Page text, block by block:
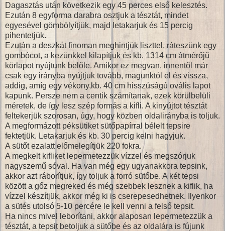
Dagasztás után következik egy 45 perces első kelesztés.
Ezután 8 egyforma darabra osztjuk a tésztát, mindet
egyesével gömbölyítjük, majd letakarjuk és 15 percig
pihentetjük.
Ezután a deszkát finoman meghintjük liszttel, ráteszünk egy
gombócot, a kezünkkel kilapítjuk és kb. 1314 cm átmérőjű
körlapot nyújtunk belőle. Amikor ez megvan, innentől már
csak egy irányba nyújtjuk tovább, magunktól el és vissza,
addig, amíg egy vékony,kb. 40 cm hisszúságú ovális lapot
kapunk. Persze nem a centik számítanak, ezek körülbelüli
méretek, de így lesz szép formás a kifli. A kinyújtot tésztát
feltekerjük szorosan, úgy, hogy közben oldalirányba is toljuk.
A megformázott péksütiket sütőpapírral bélelt tepsire
fektetjük. Letakarjuk és kb. 30 percig kelni hagyjuk.
A sütőt ezalatt előmelegítjük 220 fokra.
A megkelt kifliket lepermetezzük vízzel és megszórjuk
nagyszemű sóval. Ha van még egy ugyanakkora tepsink,
akkor azt ráborítjuk, így toljuk a forró sütőbe. A két tepsi
között a gőz megreked és még szebbek lesznek a kiflik, ha
vízzel készítjük, akkor még ki is cserepesedhetnek. Ilyenkor
a sütés utolsó 5-10 percére le kell venni a felső tepsit.
Ha nincs mivel leborítani, akkor alaposan lepermetezzük a
tésztát, a tepsit betoljuk a sütőbe és az oldalára is fújunk